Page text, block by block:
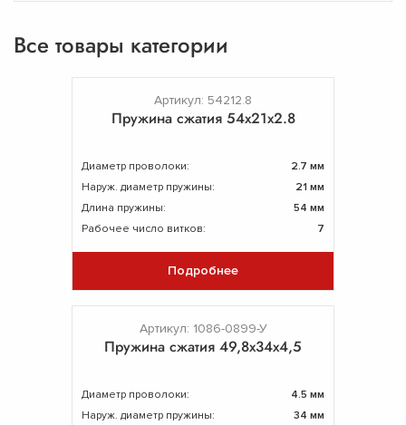
Все товары категории
Артикул: 54212.8
Пружина сжатия 54х21х2.8
Диаметр проволоки:
2.7 мм
Наруж. диаметр пружины:
21 мм
Длина пружины:
54 мм
Рабочее число витков:
7
Подробнее
Артикул: 1086-0899-У
Пружина сжатия 49,8х34х4,5
Диаметр проволоки:
4.5 мм
Наруж. диаметр пружины:
34 мм